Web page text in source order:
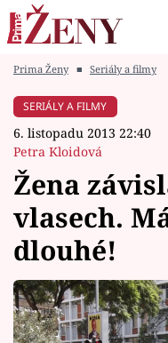
Módní alarm
Témata
Celebrity
Vztahy
Prima Ženy ■ Seriály a filmy
SERIÁLY A FILMY
6. listopadu 2013 22:40
Petra Kloidová
Žena
vlasech.
dlouhé!